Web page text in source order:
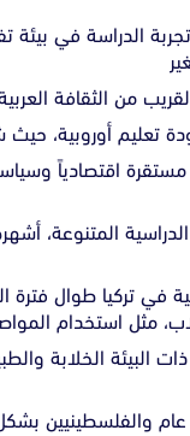
الدراسة في بيئة
من الثقافة
تعليم أوروبية،
اقتصادياً
المتنوعة،
في تركيا طوال فترة
استخدام
البيئة الخلابة
والفلسطينيين